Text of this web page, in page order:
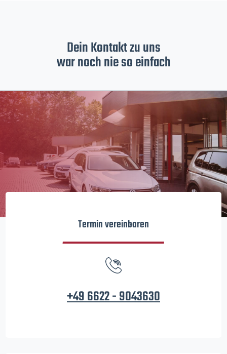
Dein Kontakt zu uns
war noch nie so einfach
Termin vereinbaren
+49 6622 - 9043630